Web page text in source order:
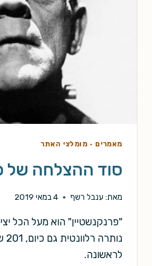
מאמרים · מומלצי האתר
סוד ההצלחה של
מאת: ענבל רשף 4 במאי 2019
"פרנקנשטיין" הוא מעל הכל
לראשונה.